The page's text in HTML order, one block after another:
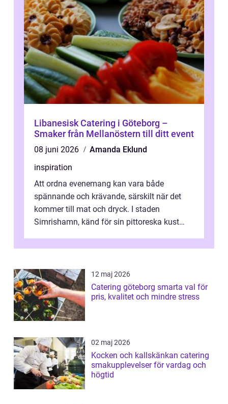
Libanesisk Catering i Göteborg –
Smaker från Mellanöstern till ditt event
08 juni 2026
Amanda Eklund
inspiration
Att ordna evenemang kan vara både
spännande och krävande, särskilt när det
kommer till mat och dryck. I staden
Simrishamn, känd för sin pittoreska kust
12 maj 2026
Catering göteborg smarta val för
pris, kvalitet och mindre stress
02 maj 2026
Kocken och kallskänkan catering
smakupplevelser för vardag och
högtid